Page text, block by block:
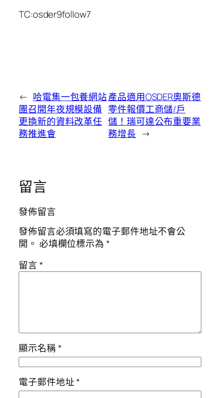
TC:osder9follow7
← 哈電集一包養網站
團召開年夜規模設備
更換新的資料改革任
務推進會
產品適用OSDER奧斯德
零件報價工商儲/戶
儲！瑞可達公布重要業
務增長 →
留言
發佈留言
發佈留言必須填寫的電子郵件地址不會公
開。 必填欄位標示為*
留言*
顯示名稱*
電子郵件地址*